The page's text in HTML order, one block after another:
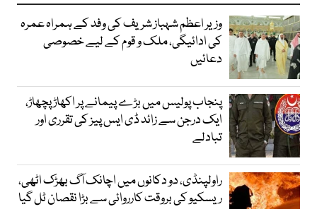
وزیر اعظم شہباز شریف کی وفد کے ہمراہ عمرہ
کی ادائیگی، ملک و قوم کے لیے خصوصی
دعائیں
پنجاب پولیس میں بڑے پیمانے پر اکھاڑ پچھاڑ،
ایک درجن سے زائد ڈی ایس پیز کی تقرری اور
تبادلے
راولپنڈی، دو دکانوں میں اچانک آگ بھڑک اٹھی،
ریسکیو کی بروقت کارروائی سے بڑا نقصان ٹل گیا